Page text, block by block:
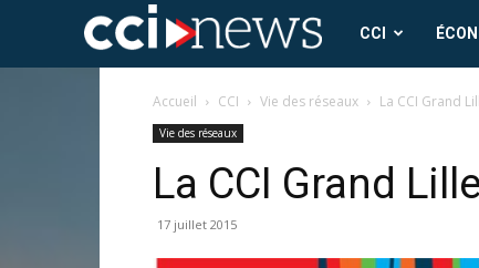
CCI
News
CCI
Accueil CCI Vie des réseaux La CCI Grand
Vie des réseaux
La CCI Grand
17 juillet 2015